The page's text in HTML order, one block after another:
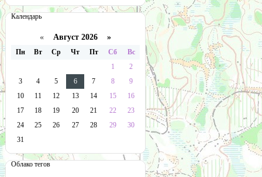
Календарь
« Август 2026 »
Пн Вт Ср Чт Пт Сб
Вс
1
2
3
4 5 6 7 8
9
10
11 12 13 14 15
16
17
18 19 20 21 22
23
24
25 26 27 28 29
30
31
Облако тегов